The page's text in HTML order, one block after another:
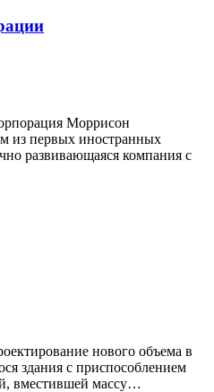
Моррисон
из первых иностранных
развивающаяся компания с
нового объема в
здания с приспособлением
вместившей массу…